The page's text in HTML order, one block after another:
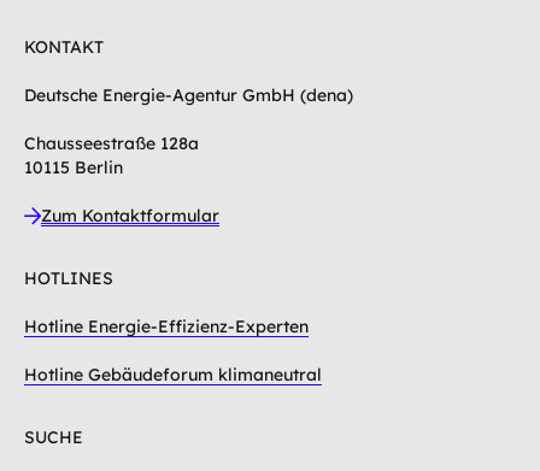
KONTAKT
Deutsche Energie-Agentur GmbH (dena)
Chausseestraße 128a
10115 Berlin
Zum Kontaktformular
HOTLINES
Hotline Energie-Effizienz-Experten
Hotline Gebäudeforum klimaneutral
SUCHE